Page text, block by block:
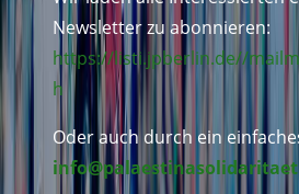
Newsletter zu abonnieren:
https://listi.jpberlin.de//
h
Oder auch durch ein